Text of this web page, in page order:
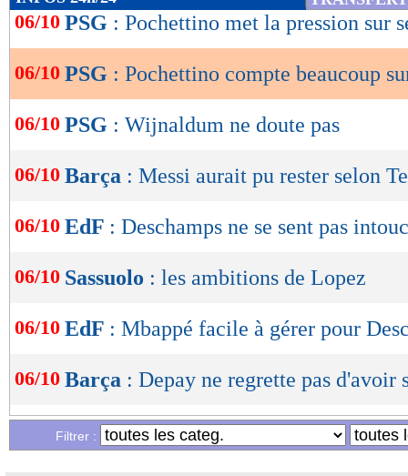
de
OK
06/10 PSG : Pochettino met la pression sur
06/10 PSG : Pochettino compte beaucoup
06/10 PSG : Wijnaldum ne doute pas
06/10 Barça : Messi aurait pu rester selon
06/10 EdF : Deschamps ne se sent pas
06/10 Sassuolo : les ambitions de Lopez
06/10 EdF : Mbappé facile à gérer pour
06/10 Barça : Depay ne regrette pas d'avoir
Liste des brèves du mar. 5 octobre
Filtrer :